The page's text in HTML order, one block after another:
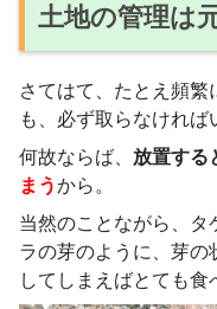
土地の管理は
さてはて、たとえ頻繁
も、必ず取らなければ
何故ならば、 放置する
まうから。
当然のことながら、タ
ラの芽のように、芽
してしまえばとても食